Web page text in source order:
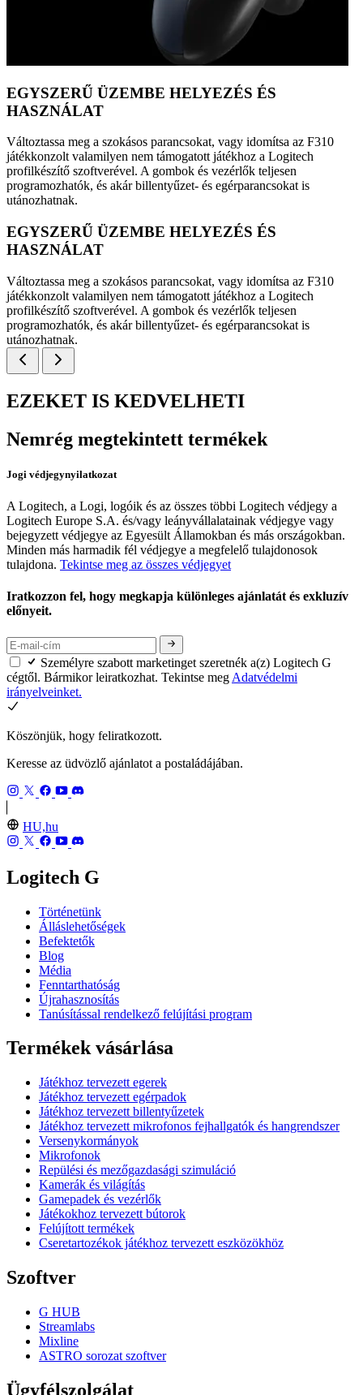
EGYSZERŰ ÜZEMBE HELYEZÉS ÉS
HASZNÁLAT
Változtassa meg a szokásos parancsokat, vagy idomítsa az F310
játékkonzolt valamilyen nem támogatott játékhoz a Logitech
profilkészítő szoftverével. A gombok és vezérlők teljesen
programozhatók, és akár billentyűzet- és egérparancsokat is
utánozhatnak.
EGYSZERŰ ÜZEMBE HELYEZÉS ÉS
HASZNÁLAT
Változtassa meg a szokásos parancsokat, vagy idomítsa az F310
játékkonzolt valamilyen nem támogatott játékhoz a Logitech
profilkészítő szoftverével. A gombok és vezérlők teljesen
programozhatók, és akár billentyűzet- és egérparancsokat is
utánozhatnak.
EZEKET IS KEDVELHETI
Nemrég megtekintett termékek
Jogi védjegynyilatkozat
A Logitech, a Logi, logóik és az összes többi Logitech védjegy a
Logitech Europe S.A. és/vagy leányvállalatainak védjegye vagy
bejegyzett védjegye az Egyesült Államokban és más országokban.
Minden más harmadik fél védjegye a megfelelő tulajdonosok
tulajdona. Tekintse meg az összes védjegyet
Iratkozzon fel, hogy megkapja különleges ajánlatát és exkluzív
előnyeit.
Személyre szabott marketinget szeretnék a(z) Logitech G
cégtől. Bármikor leiratkozhat. Tekintse meg Adatvédelmi
irányelveinket.
Köszönjük, hogy feliratkozott.
Keresse az üdvözlő ajánlatot a postaládájában.
HU,hu
Logitech G
Történetünk
Álláslehetőségek
Befektetők
Blog
Média
Fenntarthatóság
Újrahasznosítás
Tanúsítással rendelkező felújítási program
Termékek vásárlása
Játékhoz tervezett egerek
Játékhoz tervezett egérpadok
Játékhoz tervezett billentyűzetek
Játékhoz tervezett mikrofonos fejhallgatók és hangrendszer
Versenykormányok
Mikrofonok
Repülési és mezőgazdasági szimuláció
Kamerák és világítás
Gamepadek és vezérlők
Játékokhoz tervezett bútorok
Felújított termékek
Cseretartozékok játékhoz tervezett eszközökhöz
Szoftver
G HUB
Streamlabs
Mixline
ASTRO sorozat szoftver
Ügyfélszolgálat